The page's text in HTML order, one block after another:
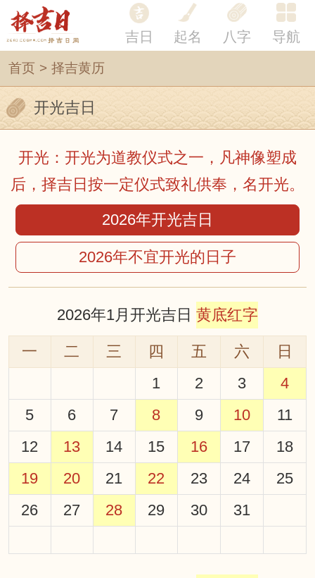
吉日 起名 八字 导航
首页 > 择吉黄历
开光吉日
开光：开光为道教仪式之一，凡神像塑成
后，择吉日按一定仪式致礼供奉，名开光。
2026年开光吉日
2026年不宜开光的日子
2026年1月开光吉日 黄底红字
一 二 三 四 五 六
日
1
2 3
4
5
6 7 8 9 10
11
12
13 14 15 16 17
18
19
20 21 22 23 24
25
26
27 28 29 30 31